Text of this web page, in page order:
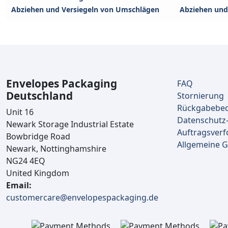
Abziehen und Versiegeln von Umschlägen
Abziehen
Envelopes Packaging
Deutschland
Unit 16
Newark Storage Industrial Estate
Bowbridge Road
Newark, Nottinghamshire
NG24 4EQ
United Kingdom
Email:
customercare@envelopespackaging.de
FAQ
Stornierung
Allgemeine